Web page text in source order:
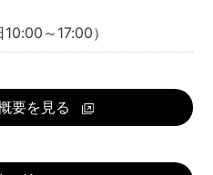
10:00～17:00）
要を見る